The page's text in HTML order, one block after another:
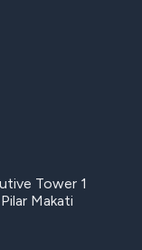
Tower 1
Makati